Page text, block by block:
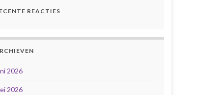
REACTIES
2026
2026